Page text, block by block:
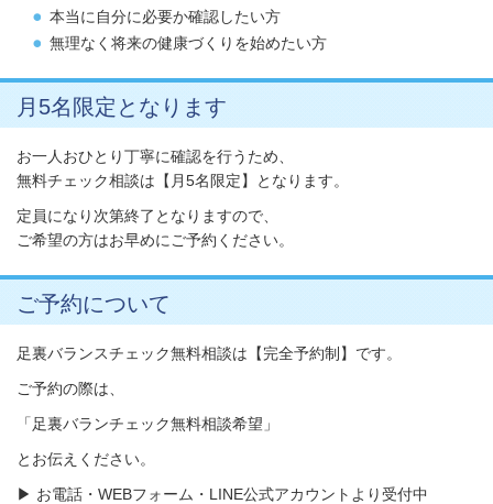
本当に自分に必要か確認したい方
無理なく将来の健康づくりを始めたい方
月5名限定となります
お一人おひとり丁寧に確認を行うため、
無料チェック相談は【月5名限定】となります。
定員になり次第終了となりますので、
ご希望の方はお早めにご予約ください。
ご予約について
足裏バランスチェック無料相談は【完全予約制】です。
ご予約の際は、
「足裏バランチェック無料相談希望」
とお伝えください。
▶ お電話・WEBフォーム・LINE公式アカウントより受付中